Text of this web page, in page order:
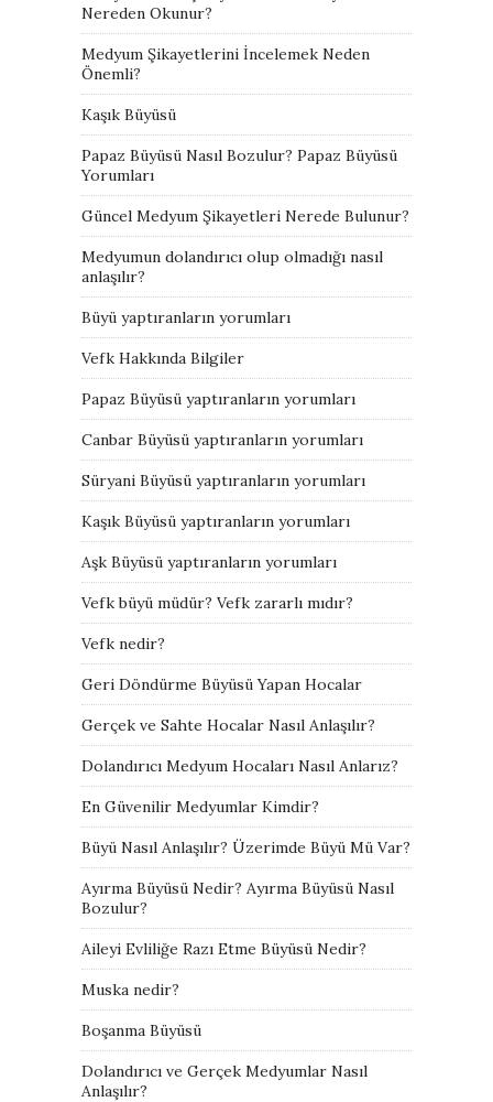
Nereden Okunur?
Medyum Şikayetlerini İncelemek Neden
Önemli?
Kaşık Büyüsü
Papaz Büyüsü Nasıl Bozulur? Papaz Büyüsü
Yorumları
Güncel Medyum Şikayetleri Nerede Bulunur?
Medyumun dolandırıcı olup olmadığı nasıl
anlaşılır?
Büyü yaptıranların yorumları
Vefk Hakkında Bilgiler
Papaz Büyüsü yaptıranların yorumları
Canbar Büyüsü yaptıranların yorumları
Süryani Büyüsü yaptıranların yorumları
Kaşık Büyüsü yaptıranların yorumları
Aşk Büyüsü yaptıranların yorumları
Vefk büyü müdür? Vefk zararlı mıdır?
Vefk nedir?
Geri Döndürme Büyüsü Yapan Hocalar
Gerçek ve Sahte Hocalar Nasıl Anlaşılır?
Dolandırıcı Medyum Hocaları Nasıl Anlarız?
En Güvenilir Medyumlar Kimdir?
Büyü Nasıl Anlaşılır? Üzerimde Büyü Mü Var?
Ayırma Büyüsü Nedir? Ayırma Büyüsü Nasıl
Bozulur?
Aileyi Evliliğe Razı Etme Büyüsü Nedir?
Muska nedir?
Boşanma Büyüsü
Dolandırıcı ve Gerçek Medyumlar Nasıl
Anlaşılır?